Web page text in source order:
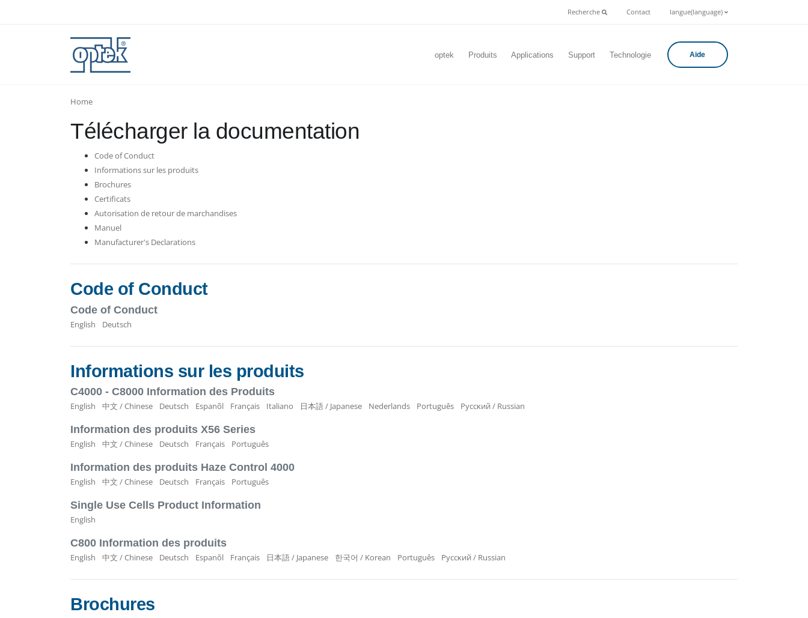
Recherche Contact langue(language)
optek Produits Applications Support Technologie Aide
Home
Télécharger la documentation
Code of Conduct
Informations sur les produits
Brochures
Certificats
Autorisation de retour de marchandises
Manuel
Manufacturer's Declarations
Code of Conduct
Code of Conduct
English Deutsch
Informations sur les produits
C4000 - C8000 Information des Produits
English 中文 / Chinese Deutsch Espanõl Français Italiano 日本語 / Japanese Nederlands Português Pyccĸий / Russian
Information des produits X56 Series
English 中文 / Chinese Deutsch Français Português
Information des produits Haze Control 4000
English 中文 / Chinese Deutsch Français Português
Single Use Cells Product Information
English
C800 Information des produits
English 中文 / Chinese Deutsch Espanõl Français 日本語 / Japanese 한국어 / Korean Português Pyccĸий / Russian
Brochures